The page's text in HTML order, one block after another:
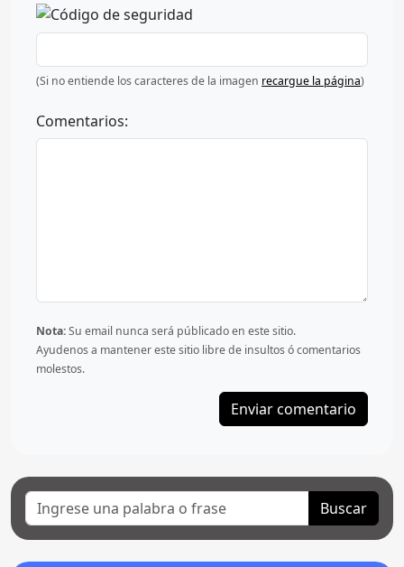
(Si no entiende los caracteres de la imagen recargue la página)
Comentarios:
Nota:Su email nunca será públicado en este sitio.
Ayudenos a mantener este sitio libre de insultos ó comentarios
molestos.
Buscar